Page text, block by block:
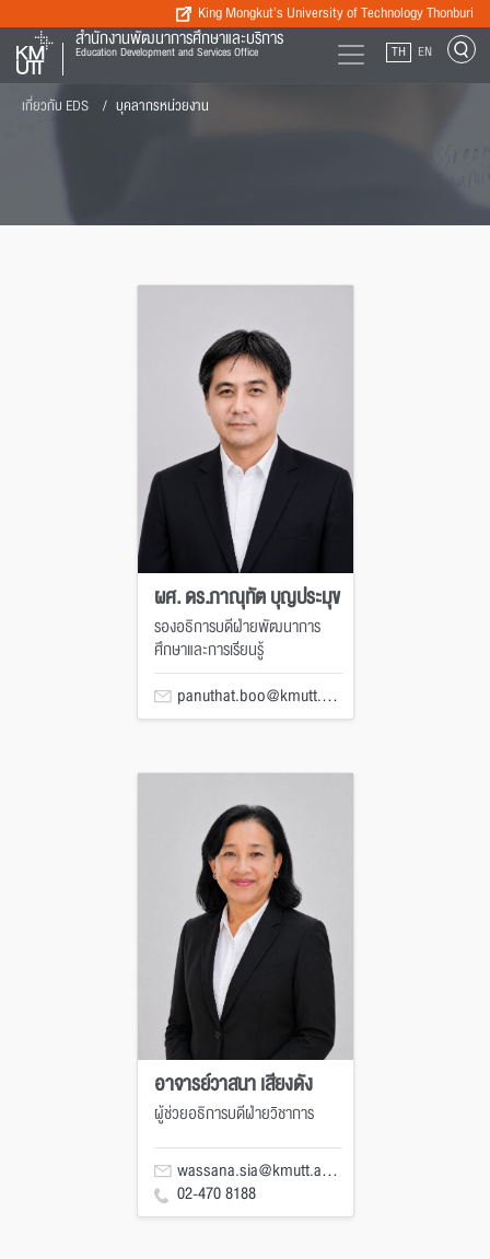
King Mongkut’s University of Technology Thonburi
สำนักงานพัฒนาการศึกษาและบริการ
Education Development and Services Office TH EN
เกี่ยวกับ EDS บุคลากรหน่วยงาน
ผศ. ดร.ภาณุทัต บุญประมุข
รองอธิการบดีฝ่ายพัฒนาการ
ศึกษาและการเรียนรู้
panuthat.boo@kmutt.ac.th
อาจารย์วาสนา เสียงดัง
ผู้ช่วยอธิการบดีฝ่ายวิชาการ
wassana.sia@kmutt.ac.th
02-470 8188